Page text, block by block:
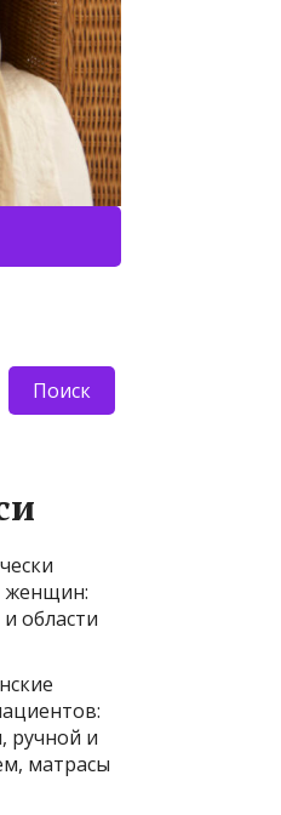
Поиск
женщин:
области
ручной и
матрасы